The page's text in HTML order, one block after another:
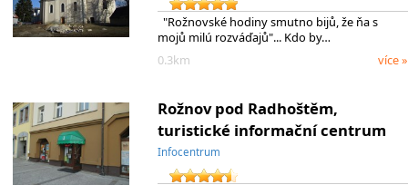
"Rožnovské hodiny smutno bijů, že ňa s
mojů milú rozváďajů"... Kdo by…
0.3km
více »
Rožnov pod Radhoštěm,
turistické informační centrum
Infocentrum